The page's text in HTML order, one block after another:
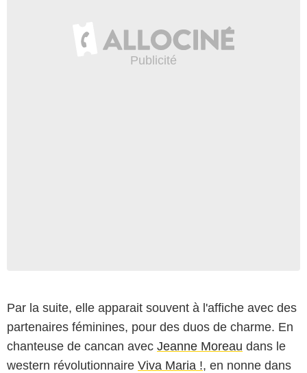
Par la suite, elle apparait souvent à l'affiche avec des
partenaires féminines, pour des duos de charme. En
chanteuse de cancan avec Jeanne Moreau dans le
western révolutionnaire Viva Maria !, en nonne dans